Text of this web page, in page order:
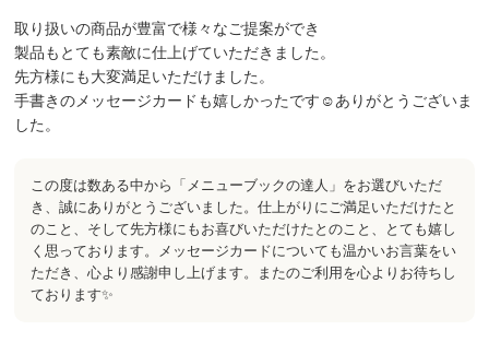
取り扱いの商品が豊富で様々なご提案ができ
製品もとても素敵に仕上げていただきました。
先方様にも大変満足いただけました。
手書きのメッセージカードも嬉しかったです☺️ありがとうございま
した。
この度は数ある中から「メニューブックの達人」をお選びいただ
き、誠にありがとうございました。仕上がりにご満足いただけたと
のこと、そして先方様にもお喜びいただけたとのこと、とても嬉し
く思っております。メッセージカードについても温かいお言葉をい
ただき、心より感謝申し上げます。またのご利用を心よりお待ちし
ております✨